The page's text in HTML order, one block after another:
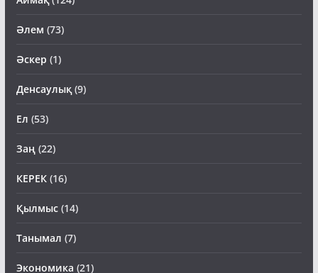
Аймақ(124)
Әлем (73)
Әскер (1)
Денсаулық(9)
Ел (53)
Заң(22)
КЕРЕК(16)
Қылмыс(14)
Танымал (7)